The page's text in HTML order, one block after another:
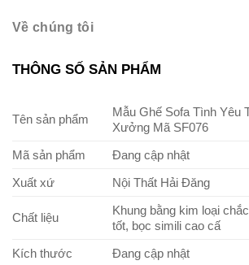
Về chúng tôi
THÔNG SỐ SẢN PHẨM
Tên sản phẩm
Mẫu Ghế Sofa Tình Yêu
Xưởng Mã SF076
Mã sản phẩm
Đang cập nhật
Xuất xứ
Nội Thất Hải Đăng
Chất liệu
Khung bằng kim loại
tốt, bọc simili cao cấ
Kích thước
Đang cập nhật